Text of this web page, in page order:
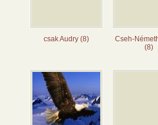
csak Audry (8)
Cseh-
(8)